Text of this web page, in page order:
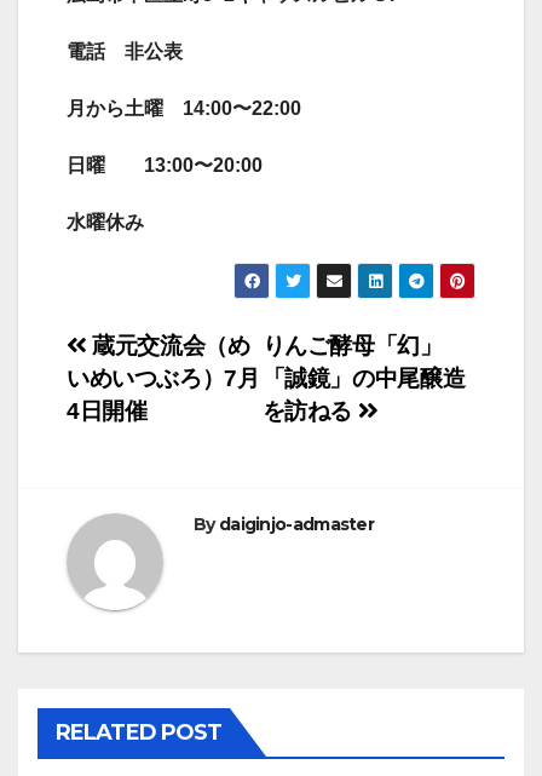
電話 非公表
月から土曜 14:00〜22:00
日曜 13:00〜20:00
水曜休み
投
稿
ビ
ゲ
ー
シ
ョ
ン
りんご酵母「幻」
「誠鏡」の中尾醸造
を訪ねる
蔵元交流会（め
いめいつぶろ）7月
4日開催
Bydaiginjo-admaster
RELATED POST